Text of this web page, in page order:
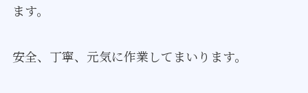
ます。
安全、丁寧、元気に作業してまいります。